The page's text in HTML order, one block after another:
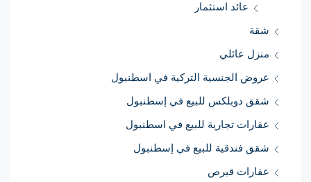
عائد استثمار
شقة
منزل عائلي
عروض الجنسية التركية في اسطنبول
شقق دوبلكس للبيع في إسطنبول
عقارات تجارية للبيع في اسطنبول
شقق فندقية للبيع في إسطنبول
عقارات قبرص